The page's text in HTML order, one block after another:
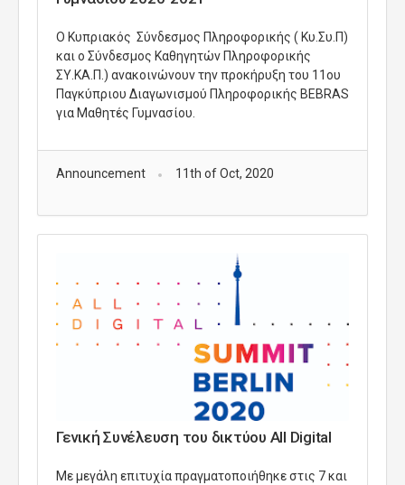
O Κυπριακός Σύνδεσμος Πληροφορικής ( Κυ.Συ.Π)
και ο Σύνδεσμος Καθηγητών Πληροφορικής
ΣΥ.ΚΑ.Π.) ανακοινώνουν την προκήρυξη του 11ου
Παγκύπριου Διαγωνισμού Πληροφορικής BEBRAS
για Μαθητές Γυμνασίου.
Announcement 11th of Oct, 2020
Γενική Συνέλευση του δικτύου All Digital
Με μεγάλη επιτυχία πραγματοποιήθηκε στις 7 και